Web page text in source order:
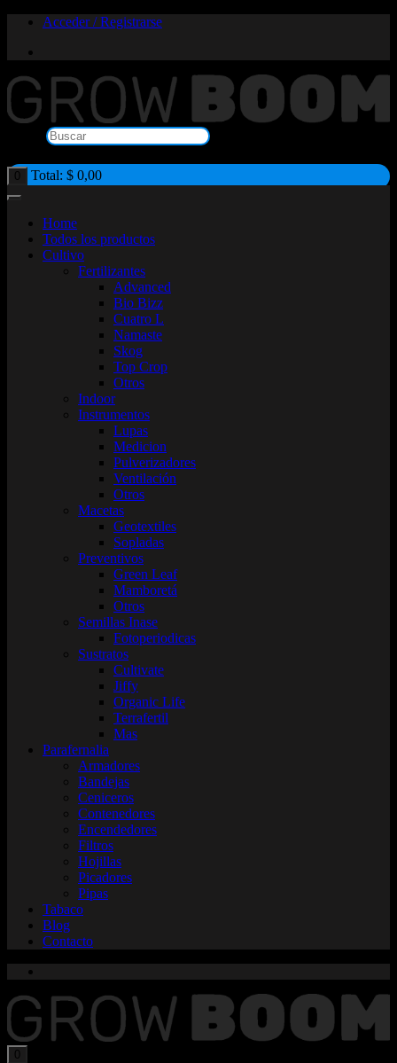
Saltar
contenido
Acceder / Registrarse
0 Total: $ 0,00
Home
Todos los productos
Cultivo
Fertilizantes
Advanced
Bio Bizz
Cuatro L
Namaste
Skog
Top Crop
Otros
Indoor
Instrumentos
Lupas
Medicion
Pulverizadores
Ventilación
Otros
Macetas
Geotextiles
Sopladas
Preventivos
Green Leaf
Mamboretá
Otros
Semillas Inase
Fotoperiodicas
Sustratos
Cultivate
Jiffy
Organic Life
Terrafertil
Mas
Parafernalia
Armadores
Bandejas
Ceniceros
Contenedores
Encendedores
Filtros
Hojillas
Picadores
Pipas
Tabaco
Blog
Contacto
0